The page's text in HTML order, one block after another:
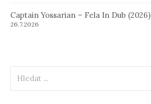
Captain Yossarian – Fela In Dub (2026)
26.7.2026